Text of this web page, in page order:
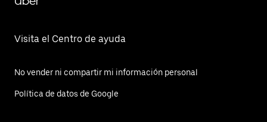
Visita el Centro de ayuda
No vender ni compartir mi información personal
Política de datos de Google